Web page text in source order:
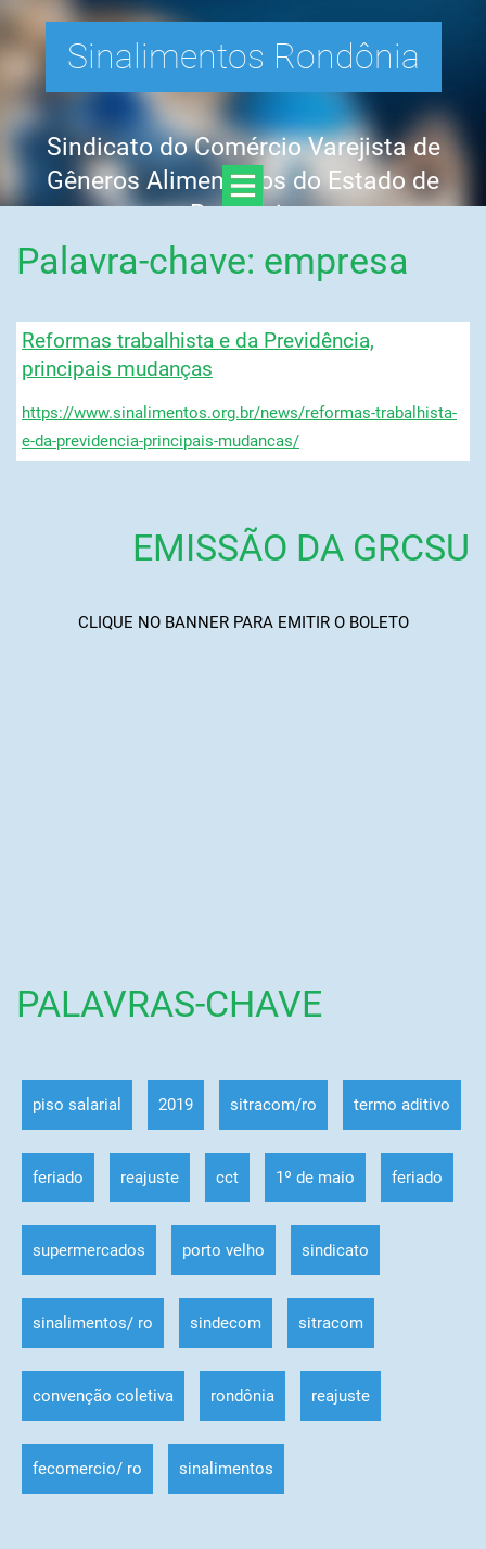
Sinalimentos Rondônia
Sindicato do Comércio Varejista de
Gêneros Alimentícios do Estado de
Rondônia
Palavra-chave: empresa
Reformas trabalhista e da Previdência,
principais mudanças
https://www.sinalimentos.org.br/news/reformas-trabalhista-
e-da-previdencia-principais-mudancas/
EMISSÃO DA GRCSU
CLIQUE NO BANNER PARA EMITIR O BOLETO
PALAVRAS-CHAVE
piso salarial 2019 sitracom/ro termo aditivo
feriado reajuste cct 1º de maio feriado
supermercados porto velho sindicato
sinalimentos/ ro sindecom sitracom
convenção coletiva rondônia reajuste
fecomercio/ ro sinalimentos